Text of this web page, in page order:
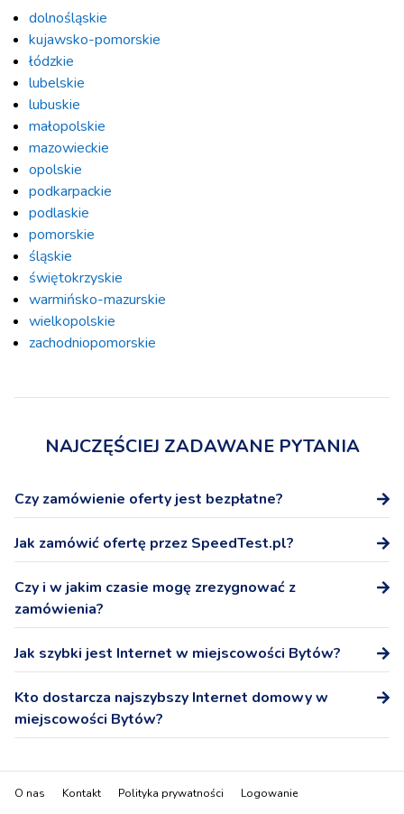
dolnośląskie
kujawsko-pomorskie
łódzkie
lubelskie
lubuskie
małopolskie
mazowieckie
opolskie
podkarpackie
podlaskie
pomorskie
śląskie
świętokrzyskie
warmińsko-mazurskie
wielkopolskie
zachodniopomorskie
NAJCZĘŚCIEJ ZADAWANE PYTANIA
Czy zamówienie oferty jest bezpłatne?
Tak, zamówienie oferty na stronie SpeedTest.pl nie wiąże
się z żadnymi dodatkowymi kosztami.
Jak zamówić ofertę przez SpeedTest.pl?
Po wybraniu oferty podaj numer telefonu, a przedstawicel
Operatora skontaktuje się z Tobą niezwłocznie w celu
potwierdzenia warunków oferty i podpisania umowy.
Czy i w jakim czasie mogę zrezygnować z
zamówienia?
W ciągu 14 dni możesz odstąpić od podpisanej na
odległość umowy bez podania przyczyny.
Jak szybki jest Internet w miejscowości Bytów?
Internet domowy - pobieranie: 357,8 Mb/s, wysyłanie:
103,3 Mb/s
Kto dostarcza najszybszy Internet domowy w
miejscowości Bytów?
(stacjonarnego) w miejscowości Bytów jest Orange.
O nas Kontakt Polityka prywatności Logowanie